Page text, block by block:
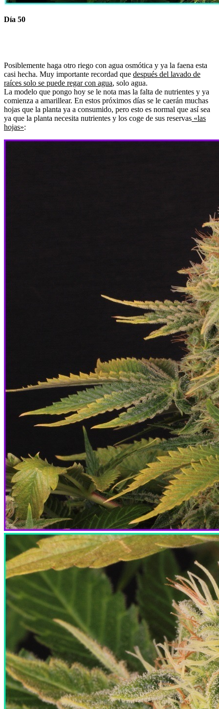
Día 50
Posiblemente haga otro riego con agua osmótica y ya la faena esta
casi hecha. Muy importante recordad que después del lavado de
raíces solo se puede regar con agua, solo agua.
La modelo que pongo hoy se le nota mas la falta de nutrientes y ya
comienza a amarillear. En estos próximos días se le caerán muchas
hojas que la planta ya a consumido, pero esto es normal que así sea
ya que la planta necesita nutrientes y los coge de sus reservas «las
hojas»: